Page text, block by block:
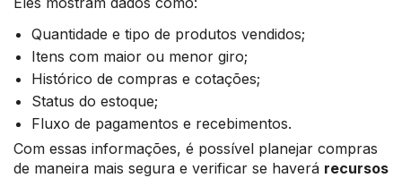
Quantidade e tipo de produtos vendidos;
Itens com maior ou menor giro;
Histórico de compras e cotações;
Status do estoque;
Fluxo de pagamentos e recebimentos.
Com essas informações, é possível planejar compras
de maneira mais segura e verificar se haverá recursos